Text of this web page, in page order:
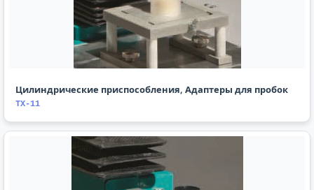
Цилиндрические приспособления, Адаптеры для пробок
TX-11